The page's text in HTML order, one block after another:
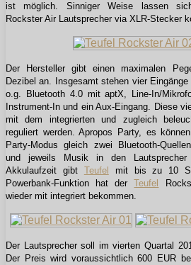
ist möglich. Sinniger Weise lassen
Rockster Air Lautsprecher via XLR-Stecker
Der Hersteller gibt einen maximalen
Dezibel an. Insgesamt stehen vier
o.g. Bluetooth 4.0 mit aptX, Line-In/
Instrument-In und ein Aux-Eingang. Diese
mit dem integrierten und zugleich
reguliert werden. Apropos Party, es
Party-Modus gleich zwei Bluetooth-
und jeweils Musik in den Lautsprecher
Akkulaufzeit gibt Teufel
mit bis zu 10
Powerbank-Funktion hat derTeufel
wieder mit integriert bekommen.
Der Lautsprecher soll im vierten Quartal
Der Preis wird voraussichtlich 600 EUR